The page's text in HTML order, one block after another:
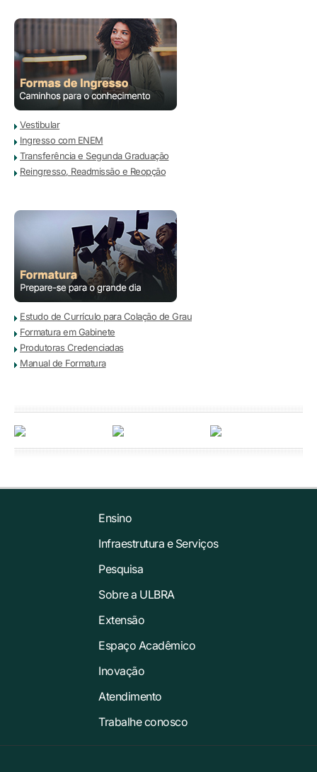
Vestibular
Ingresso com ENEM
Transferência e Segunda Graduação
Reingresso, Readmissão e Reopção
Estudo de Currículo para Colação de Grau
Formatura em Gabinete
Produtoras Credenciadas
Manual de Formatura
Ensino
Infraestrutura e Serviços
Pesquisa
Sobre a ULBRA
Extensão
Espaço Acadêmico
Inovação
Atendimento
Trabalhe conosco